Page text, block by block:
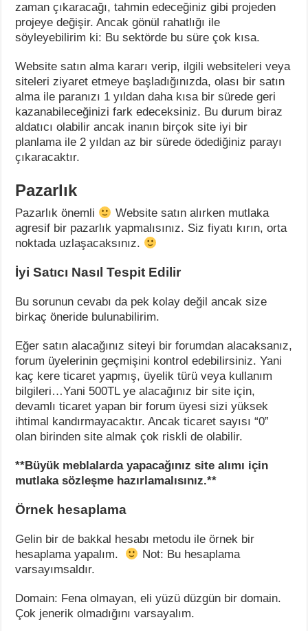
zaman çıkaracağı, tahmin edeceğiniz gibi projeden
projeye değişir. Ancak gönül rahatlığı ile
söyleyebilirim ki: Bu sektörde bu süre çok kısa.
Website satın alma kararı verip, ilgili websiteleri veya
siteleri ziyaret etmeye başladığınızda, olası bir satın
alma ile paranızı 1 yıldan daha kısa bir sürede geri
kazanabileceğinizi fark edeceksiniz. Bu durum biraz
aldatıcı olabilir ancak inanın birçok site iyi bir
planlama ile 2 yıldan az bir sürede ödediğiniz parayı
çıkaracaktır.
Pazarlık
Pazarlık önemli
Website satın alırken mutlaka
agresif bir pazarlık yapmalısınız. Siz fiyatı kırın, orta
noktada uzlaşacaksınız.
İyi Satıcı Nasıl Tespit Edilir
Bu sorunun cevabı da pek kolay değil ancak size
birkaç öneride bulunabilirim.
Eğer satın alacağınız siteyi bir forumdan alacaksanız,
forum üyelerinin geçmişini kontrol edebilirsiniz. Yani
kaç kere ticaret yapmış, üyelik türü veya kullanım
bilgileri…Yani 500TL ye alacağınız bir site için,
devamlı ticaret yapan bir forum üyesi sizi yüksek
ihtimal kandırmayacaktır. Ancak ticaret sayısı “0”
olan birinden site almak çok riskli de olabilir.
**Büyük meblalarda yapacağınız site alımı için
mutlaka sözleşme hazırlamalısınız.**
Örnek hesaplama
Gelin bir de bakkal hesabı metodu ile örnek bir
hesaplama yapalım.
Not: Bu hesaplama
varsayımsaldır.
Domain: Fena olmayan, eli yüzü düzgün bir domain.
Çok jenerik olmadığını varsayalım.